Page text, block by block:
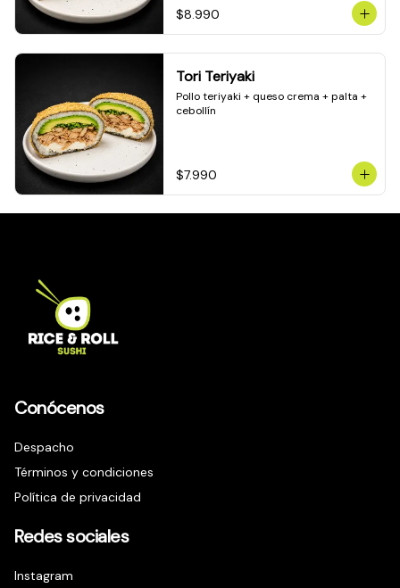
$8.990
Tori Teriyaki
Pollo teriyaki + queso crema + palta +
cebollín
$7.990
Conócenos
Despacho
Términos y condiciones
Política de privacidad
Redes sociales
Instagram